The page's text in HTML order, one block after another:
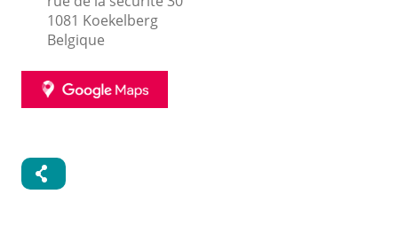
1081 Koekelberg
Belgique
GOOGLE